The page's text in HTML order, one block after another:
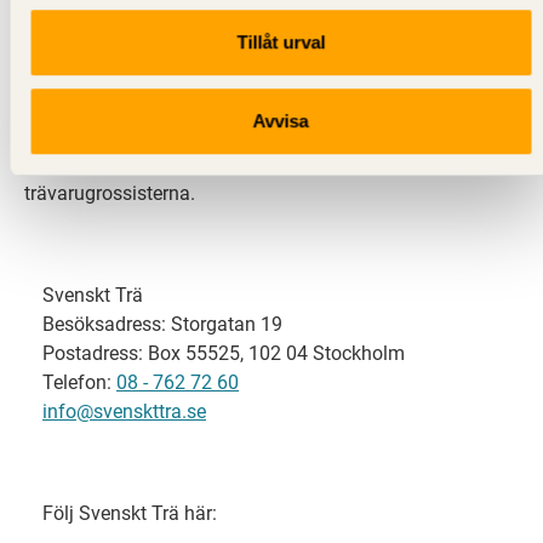
Tillåt urval
Avvisa
Svenskt Trä representerar svensk sågverksindustri
och är en del av branschorganisationen
svensk limträ-, KL-trä- och förpackningsindustri samt
trävarugrossisterna.
Svenskt Trä
Besöksadress: Storgatan 19
Postadress: Box 55525, 102 04 Stockholm
Telefon: 08 - 762 72 60
info@svenskttra.se
Följ Svenskt Trä här: